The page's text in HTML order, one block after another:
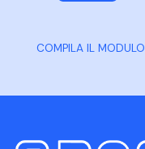
COMPILA IL MODULO